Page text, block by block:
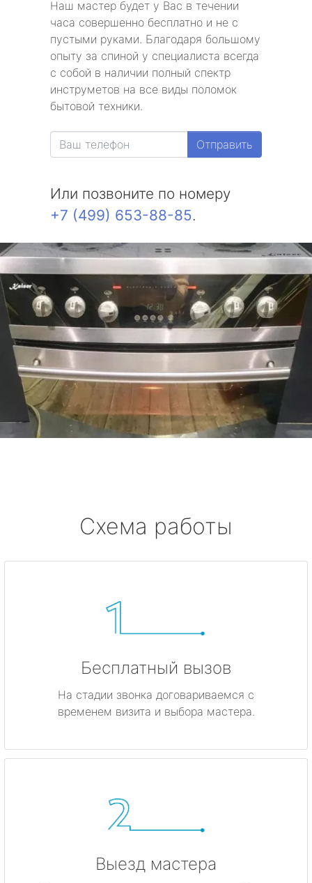
Наш мастер будет у Вас в течении
часа совершенно бесплатно и не с
пустыми руками. Благодаря большому
опыту за спиной у специалиста всегда
с собой в наличии полный спектр
инструметов на все виды поломок
бытовой техники.
Отправить
Или позвоните по номеру
+7 (499) 653-88-85.
Схема работы
Бесплатный вызов
На стадии звонка договариваемся с
временем визита и выбора мастера.
Выезд мастера